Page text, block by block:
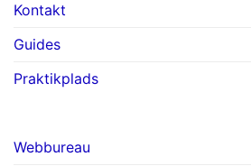
Kontakt
Guides
Praktikplads
Webbureau